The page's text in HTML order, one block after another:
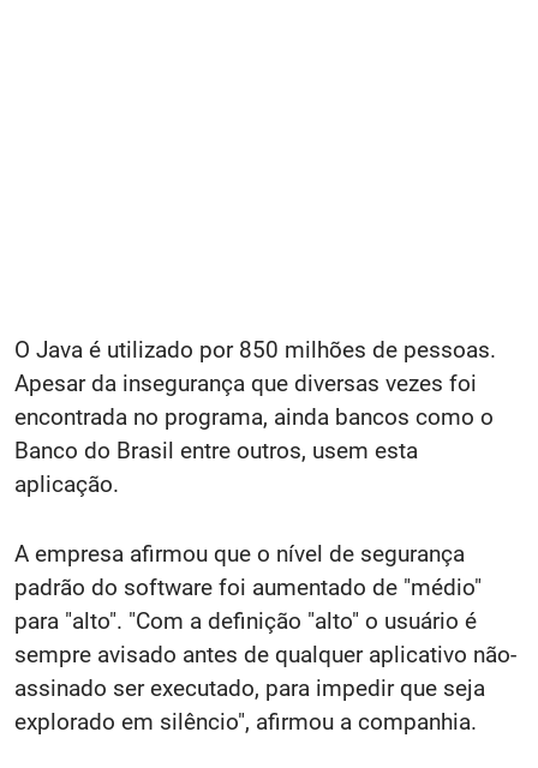
O Java é utilizado por 850 milhões de pessoas.
Apesar da insegurança que diversas vezes foi
encontrada no programa, ainda bancos como o
Banco do Brasil entre outros, usem esta
aplicação.
A empresa afirmou que o nível de segurança
padrão do software foi aumentado de "médio"
para "alto". "Com a definição "alto" o usuário é
sempre avisado antes de qualquer aplicativo não-
assinado ser executado, para impedir que seja
explorado em silêncio", afirmou a companhia.